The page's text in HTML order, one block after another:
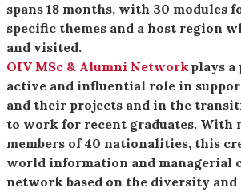
spans 18 months, with 30 modules
specific themes and a host region
and visited.
OIV MSc & Alumni Networkplays
active and influential role in
and their projects and in the
to work for recent graduates. With
members of 40 nationalities, this
world information and managerial
network based on the diversity